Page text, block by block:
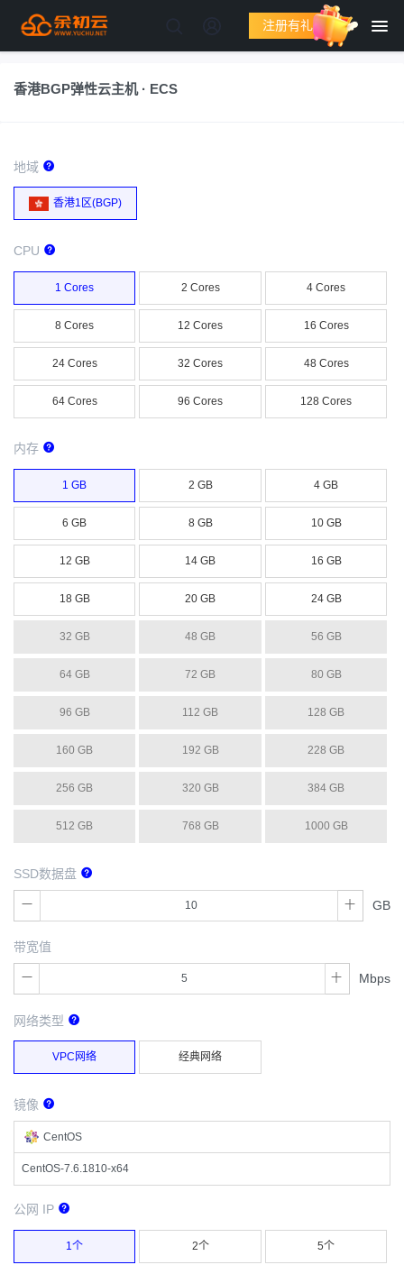
注册有礼
香港BGP弹性云主机 · ECS
地域
香港1区(BGP)
CPU
1 Cores 2 Cores 4 Cores
8 Cores 12 Cores 16 Cores
24 Cores 32 Cores 48 Cores
64 Cores 96 Cores 128 Cores
内存
1 GB 2 GB 4 GB
6 GB 8 GB 10 GB
12 GB 14 GB 16 GB
18 GB 20 GB 24 GB
32 GB 48 GB 56 GB
64 GB 72 GB 80 GB
96 GB 112 GB 128 GB
160 GB 192 GB 228 GB
256 GB 320 GB 384 GB
512 GB 768 GB 1000 GB
SSD数据盘
GB
带宽值
Mbps
网络类型
VPC网络 经典网络
镜像
CentOS
CentOS-7.6.1810-x64
公网 IP
1个 2个 5个